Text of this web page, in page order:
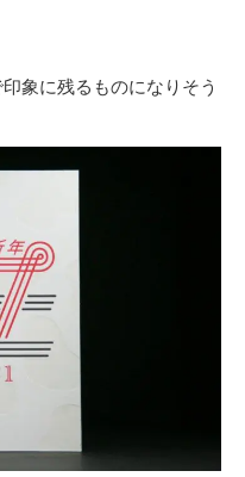
象に残るものになりそう